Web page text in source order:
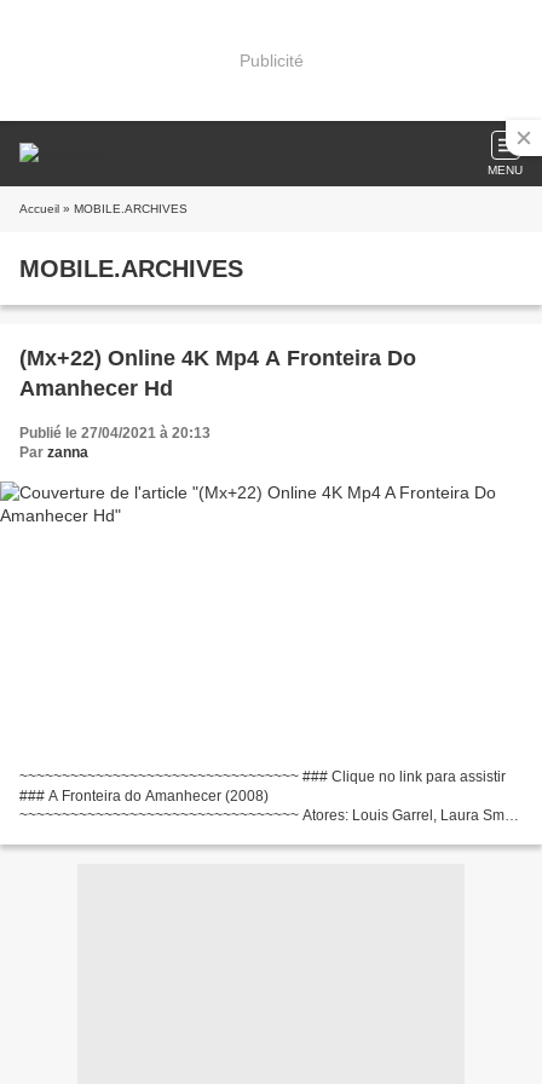
Publicité
MENU
Accueil » MOBILE.ARCHIVES
MOBILE.ARCHIVES
(Mx+22) Online 4K Mp4 A Fronteira Do
Amanhecer Hd
Publié le 27/04/2021 à 20:13
Par zanna
~~~~~~~~~~~~~~~~~~~~~~~~~~~~~~~~~ ### Clique no link para assistir
### A Fronteira do Amanhecer (2008)
~~~~~~~~~~~~~~~~~~~~~~~~~~~~~~~~~ Atores: Louis Garrel, Laura Smet,
Garrel, Marc...